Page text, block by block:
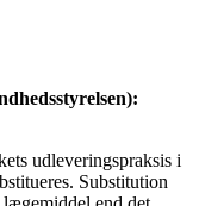
udleveringspraksis i
Substitution